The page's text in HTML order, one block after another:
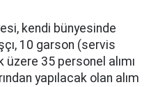
kendi bünyesinde
10 garson (servis
35 personel alımı
yapılacak olan alım